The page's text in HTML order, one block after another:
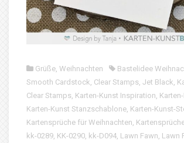
Grüße, Weihnachten Bastelidee
Smooth Cardstock, Clear Stamps, Jet Black,
Clear Stamps, Karten-Kunst Inspiration,
Karten-Kunst Stanzschablone, Karten-Kunst-
Kartensprüche für Weihnachten,
kk-0289, KK-0290, kk-D094, Lawn Fawn, Lawn